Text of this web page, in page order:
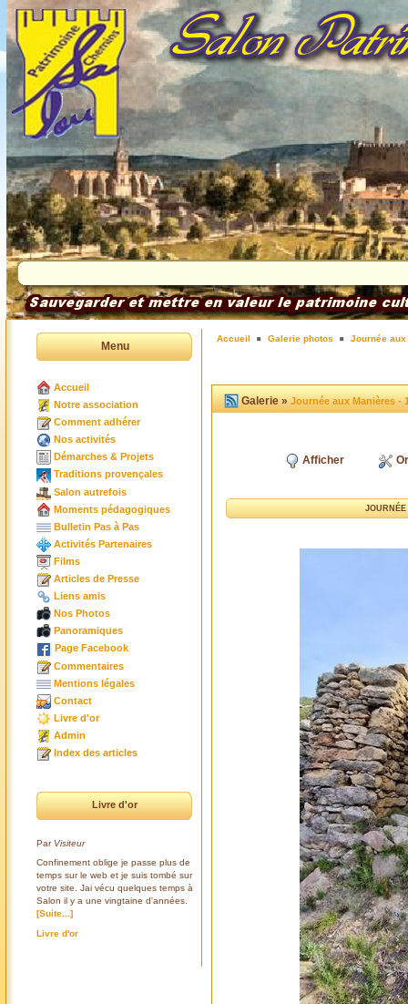
Menu
Accueil
Notre association
Comment adhérer
Nos activités
Démarches & Projets
Traditions provençales
Salon autrefois
Moments pédagogiques
Bulletin Pas à Pas
Activités Partenaires
Films
Articles de Presse
Liens amis
Nos Photos
Panoramiques
Page Facebook
Commentaires
Mentions légales
Contact
Livre d'or
Admin
Index des articles
Livre d'or
Par Visiteur
Confinement oblige je passe plus de
temps sur le web et je suis tombé sur
votre site. Jai vécu quelques temps à
Salon il y a une vingtaine d'années.
[Suite...]
Livre d'or
Accueil Galerie photos Journée aux
Galerie »Journée aux Manières -
Afficher